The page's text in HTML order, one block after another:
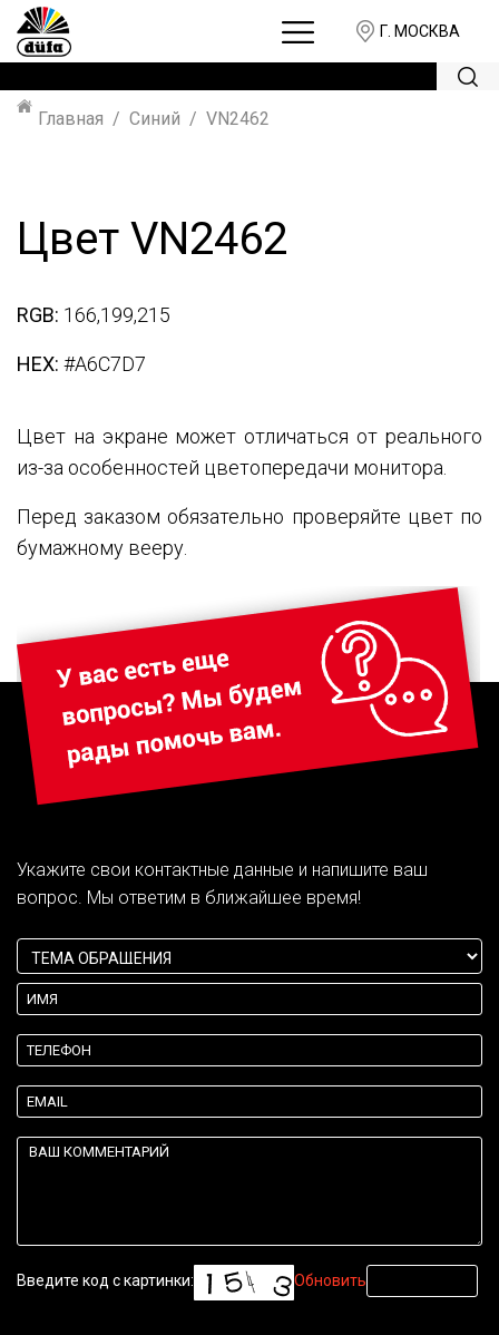
Г. МОСКВА
Главная Синий VN2462
Цвет VN2462
RGB: 166,199,215
HEX: #A6C7D7
Цвет на экране может отличаться от реального
из-за особенностей цветопередачи монитора.
Перед заказом обязательно проверяйте цвет по
бумажному вееру.
Укажите свои контактные данные и напишите ваш
вопрос. Мы ответим в ближайшее время!
Введите код с картинки: Обновить